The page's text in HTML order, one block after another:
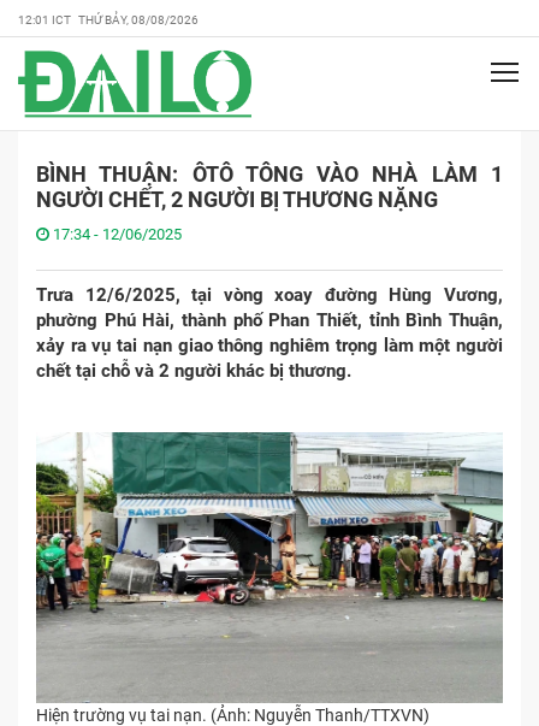
12:01 ICT THỨ BẢY, 08/08/2026
BÌNH THUẬN: ÔTÔ TÔNG VÀO NHÀ LÀM 1
NGƯỜI CHẾT, 2 NGƯỜI BỊ THƯƠNG NẶNG
17:34 - 12/06/2025
Trưa 12/6/2025, tại vòng xoay đường Hùng Vương,
phường Phú Hài, thành phố Phan Thiết, tỉnh Bình Thuận,
xảy ra vụ tai nạn giao thông nghiêm trọng làm một người
chết tại chỗ và 2 người khác bị thương.
Hiện trường vụ tai nạn. (Ảnh: Nguyễn Thanh/TTXVN)